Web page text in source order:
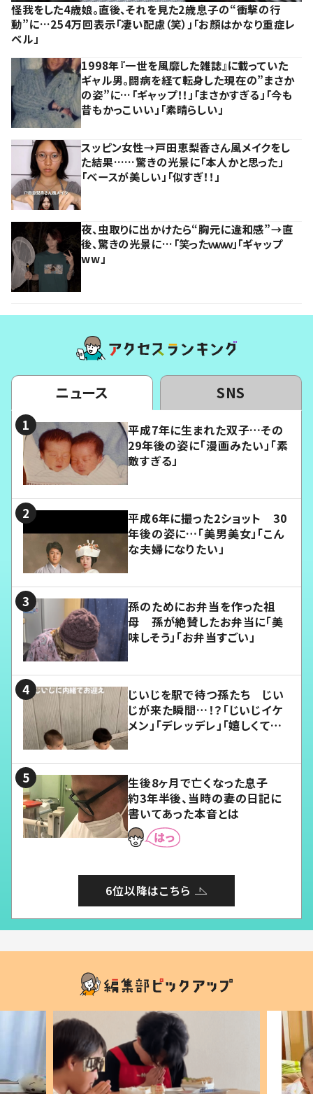
怪我をした4歳娘。直後、それを見た2歳息子の“衝撃の行
動”に…254万回表示「凄い配慮（笑）」「お顔はかなり重症レ
ベル」
1998年『一世を風靡した雑誌』に載っていた
ギャル男。闘病を経て転身した現在の”まさか
の姿”に…「ギャップ！！」「まさかすぎる」「今も
昔もかっこいい」「素晴らしい」
スッピン女性→戸田恵梨香さん風メイクをし
た結果……驚きの光景に「本人かと思った」
「ベースが美しい」「似すぎ！！」
夜、虫取りに出かけたら“胸元に違和感”→直
後、驚きの光景に…「笑ったｗｗｗ」「ギャップ
ww」
ニュース SNS
平成7年に生まれた双子…その
29年後の姿に「漫画みたい」「素
敵すぎる」
平成6年に撮った2ショット 30
年後の姿に…「美男美女」「こん
な夫婦になりたい」
孫のためにお弁当を作った祖
母 孫が絶賛したお弁当に「美
味しそう」「お弁当すごい」
じいじを駅で待つ孫たち じい
じが来た瞬間…！？「じいじイケ
メン」「デレッデレ」「嬉しくて可
生後8ヶ月で亡くなった息子
約3年半後、当時の妻の日記に
書いてあった本音とは
6位以降はこちら